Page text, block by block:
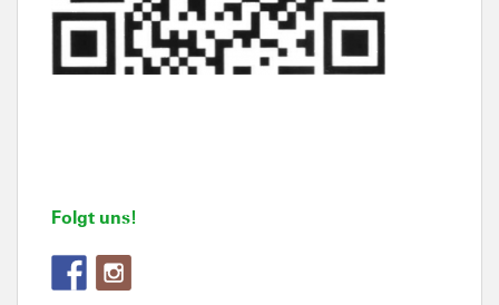
Folgt uns!